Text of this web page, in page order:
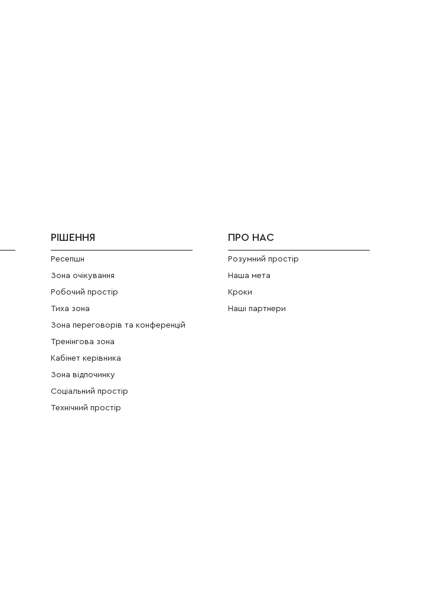
РIШЕННЯ
Ресепшн
Зона очікування
Робочий простір
Тиха зона
Зона переговорів та конференцій
Тренінгова зона
Кабінет керівника
Зона відпочинку
Соціальний простір
Технічний простір
ПРО НАС
Розумний простір
Наша мета
Кроки
Наші партнери